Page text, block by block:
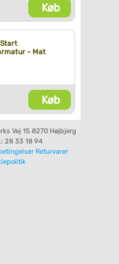
Køb
- Mat
Køb
Vej 15 8270 Højbjerg
28 33 18 94
Returvarer